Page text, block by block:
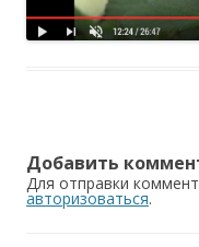
Добавить
Для отправки
авторизоваться.